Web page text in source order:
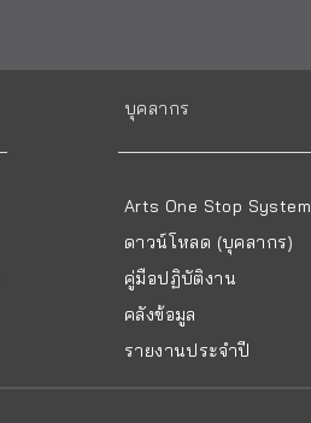
บุคลากร
Arts One Stop System
ดาวน์โหลด (บุคลากร)
คู่มือปฏิบัติงาน
คลังข้อมูล
รายงานประจำปี